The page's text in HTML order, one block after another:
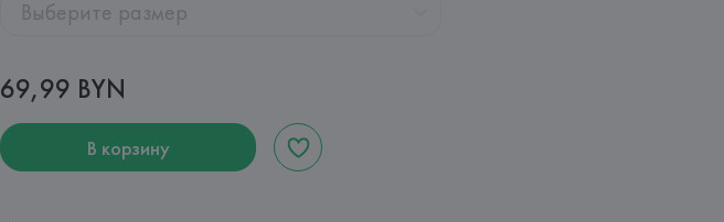
Выберите размер
69,99 BYN
В корзину